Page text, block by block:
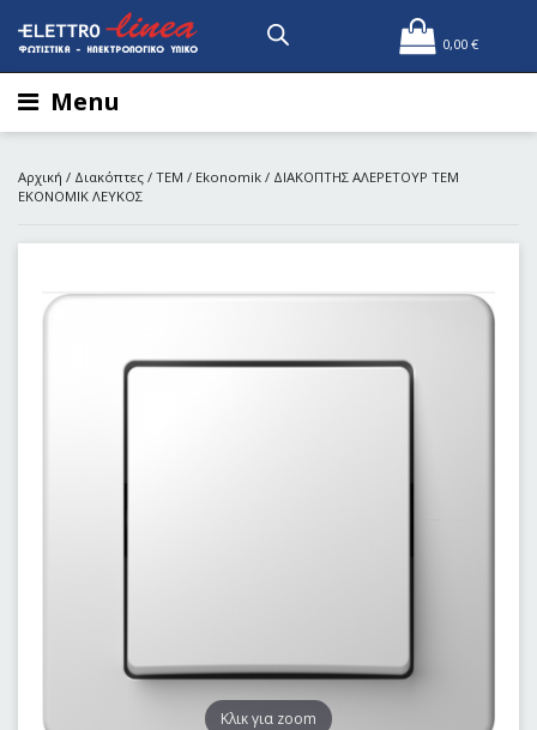
0,00 €
Menu
Αρχική / Διακόπτες / TEM / Ekonomik / ΔΙΑΚΟΠΤΗΣ AΛΕΡΕΤΟΥΡ ΤΕΜ
ΕΚΟΝΟΜΙΚ ΛΕΥΚΟΣ
Kλικ για zoom